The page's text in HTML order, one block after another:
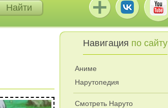
Навигация по сайту
Аниме
Нарутопедия
Смотреть Наруто